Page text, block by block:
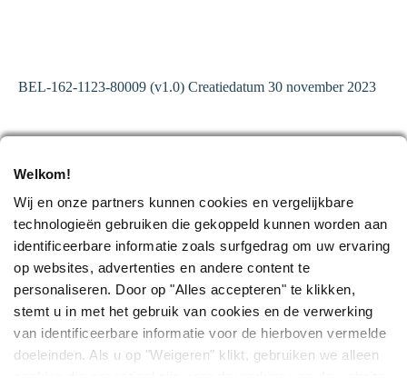
Welkom!
Wij en onze partners kunnen cookies en vergelijkbare
technologieën gebruiken die gekoppeld kunnen worden aan
identificeerbare informatie zoals surfgedrag om uw ervaring
op websites, advertenties en andere content te
personaliseren. Door op "Alles accepteren" te klikken,
stemt u in met het gebruik van cookies en de verwerking
van identificeerbare informatie voor de hierboven vermelde
doeleinden. Als u op "Weigeren" klikt, gebruiken we alleen
BEL-162-1123-80009 (v1.0) Creatiedatum 30 november 2023
OVER